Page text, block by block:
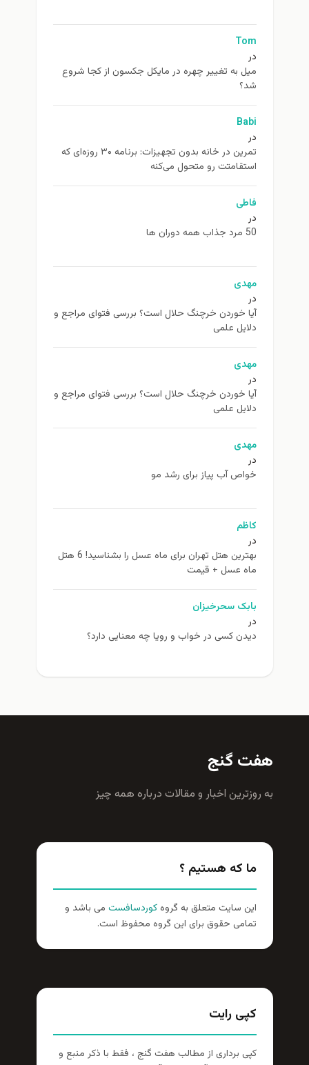
Tom
در
ميل به تغيير چهره در مایکل جکسون از كجا شروع
شد؟
Babi
در
تمرین در خانه بدون تجهیزات: برنامه ۳۰ روزه‌ای که
استقامتت رو متحول می‌کنه
فاطی
در
50 مرد جذاب همه دوران ها
مهدی
در
آیا خوردن خرچنگ حلال است؟ بررسی فتوای مراجع و
دلایل علمی
مهدی
در
آیا خوردن خرچنگ حلال است؟ بررسی فتوای مراجع و
دلایل علمی
مهدی
در
خواص آب پیاز برای رشد مو
کاظم
در
بهترین هتل تهران برای ماه عسل را بشناسید! 6 هتل
ماه عسل + قیمت
بابک سحرخیزان
در
دیدن کسی در خواب و رویا چه معنایی دارد؟
هفت گنج
به روزترين اخبار و مقالات درباره همه چيز
ما که هستیم ؟
این سایت متعلق به گروهکوردسافست می باشد و
تمامی حقوق برای این گروه محفوظ است.
کپی رایت
کپی برداری از مطالب هفت گنج ، فقط با ذکر منبع و